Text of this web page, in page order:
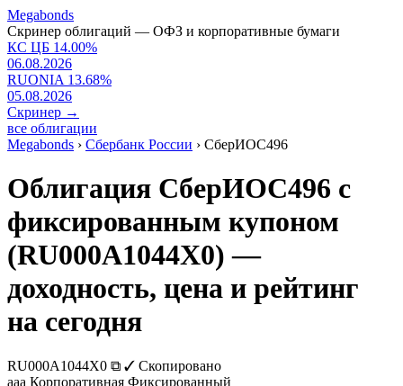
Megabonds
Скринер облигаций — ОФЗ и корпоративные бумаги
КС ЦБ 14.00%
06.08.2026
RUONIA 13.68%
05.08.2026
Скринер →
все облигации
Megabonds › Сбербанк России › СберИОС496
Облигация СберИОС496 с
фиксированным купоном
(RU000A1044X0) —
доходность, цена и рейтинг
на сегодня
RU000A1044X0 ⧉ ✓ Скопировано
aaa Корпоративная Фиксированный